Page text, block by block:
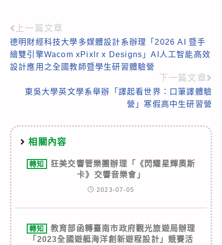
Read
more
articles
上一篇文章
德明財經科技大學多媒體設計系辦理「2026 AI 暨手
繪雙引擎Wacom xPixlr x Designs」AI人工智能高效
設計應用之全國教師暨學生研習體驗營
下一篇文章
東吳大學英文學系舉辦「譯起看世界：口筆譯體驗
營」寒假高中生研習營
相關內容
轉知
狂美交響管樂團辦理「《閃耀星輝奧斯
卡》交響音樂會」
2023-07-05
轉知
教育部函轉臺南市政府觀光旅遊局辦理
「2023全國遊艇海洋創新遊程設計」競賽活